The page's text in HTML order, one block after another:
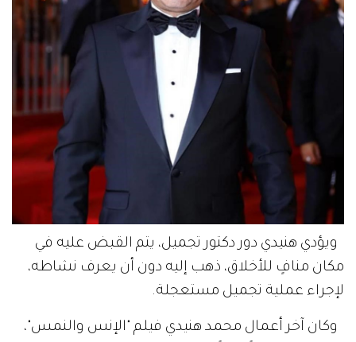
ويؤدي هنيدي دور دكتور تجميل، يتم القبض عليه في
مكان منافٍ للأخلاق، ذهب إليه دون أن يعرف نشاطه،
لإجراء عملية تجميل مستعجلة.
وكان آخر أعمال محمد هنيدي فيلم "الإنس والنمس"،